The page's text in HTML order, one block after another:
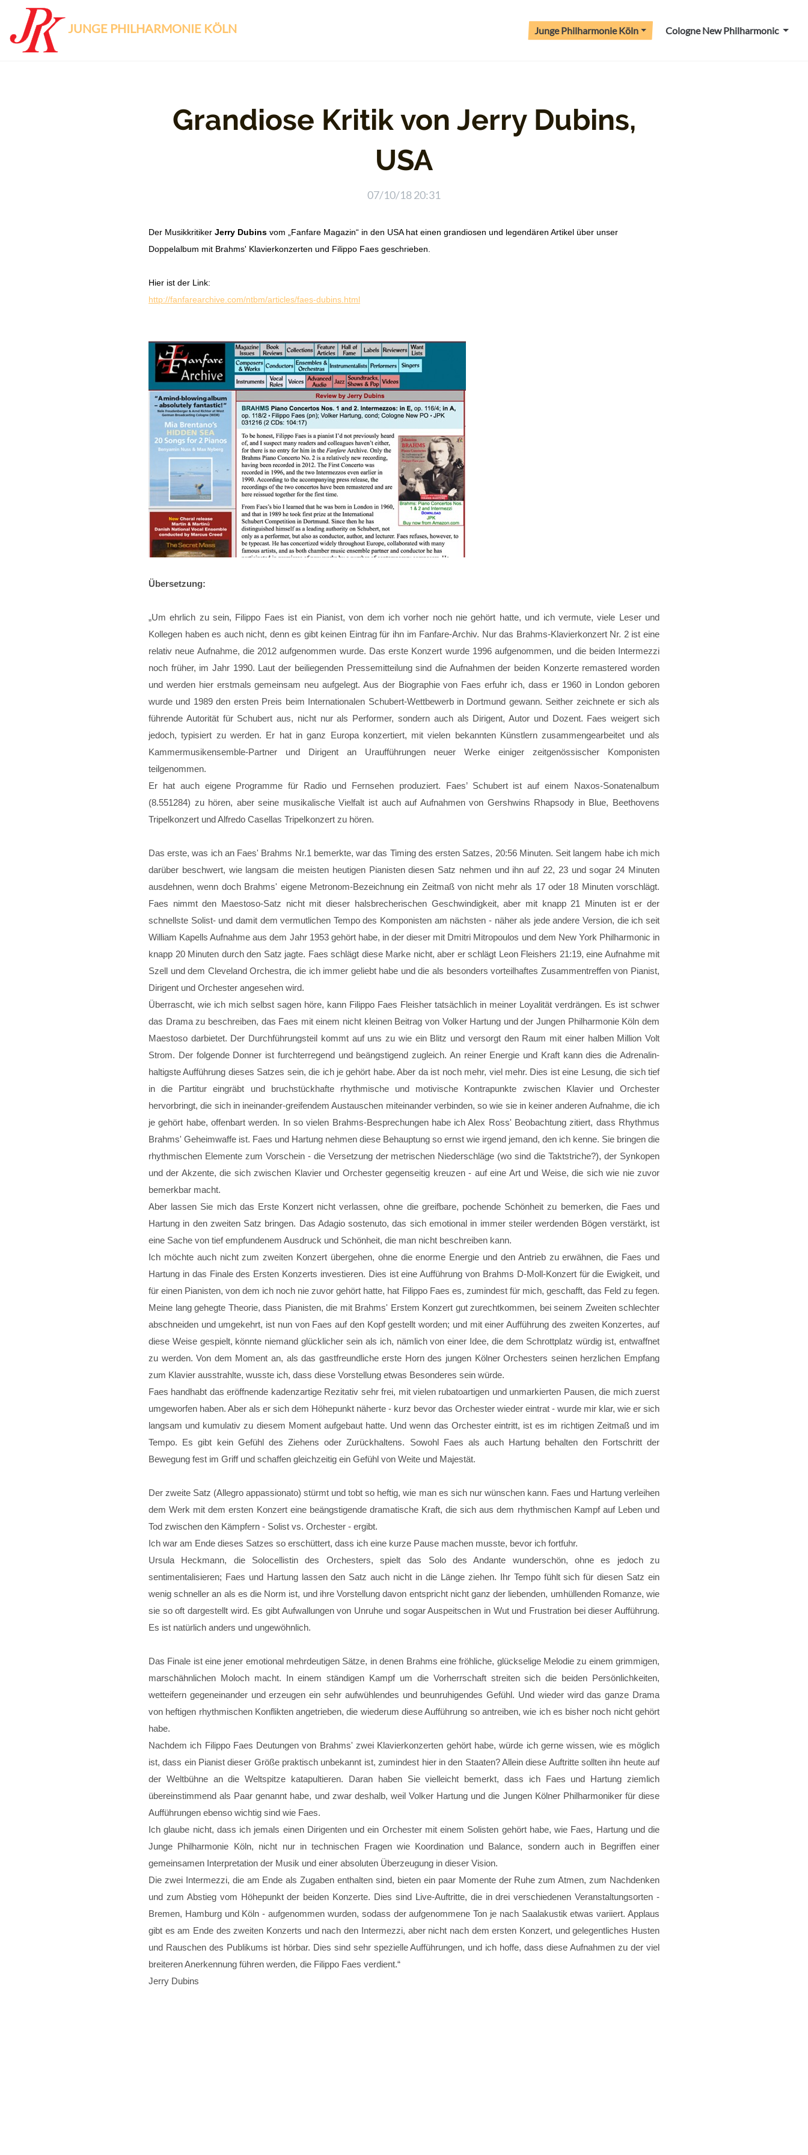
JUNGE PHILHARMONIE KÖLN Junge Philharmonie Köln Cologne New Philharmonic
Grandiose Kritik von Jerry Dubins,
USA
07/10/18 20:31
Der Musikkritiker Jerry Dubins vom „Fanfare Magazin“ in den USA hat einen grandiosen und legendären Artikel über unser
Doppelalbum mit Brahms' Klavierkonzerten und Filippo Faes geschrieben.
Hier ist der Link:
http://fanfarearchive.com/ntbm/articles/faes-dubins.html
Übersetzung:
„Um ehrlich zu sein, Filippo Faes ist ein Pianist, von dem ich vorher noch nie gehört hatte, und ich vermute, viele Leser und
Kollegen haben es auch nicht, denn es gibt keinen Eintrag für ihn im Fanfare-Archiv. Nur das Brahms-Klavierkonzert Nr. 2 ist eine
relativ neue Aufnahme, die 2012 aufgenommen wurde. Das erste Konzert wurde 1996 aufgenommen, und die beiden Intermezzi
noch früher, im Jahr 1990. Laut der beiliegenden Pressemitteilung sind die Aufnahmen der beiden Konzerte remastered worden
und werden hier erstmals gemeinsam neu aufgelegt. Aus der Biographie von Faes erfuhr ich, dass er 1960 in London geboren
wurde und 1989 den ersten Preis beim Internationalen Schubert-Wettbewerb in Dortmund gewann. Seither zeichnete er sich als
führende Autorität für Schubert aus, nicht nur als Performer, sondern auch als Dirigent, Autor und Dozent. Faes weigert sich
jedoch, typisiert zu werden. Er hat in ganz Europa konzertiert, mit vielen bekannten Künstlern zusammengearbeitet und als
Kammermusikensemble-Partner und Dirigent an Uraufführungen neuer Werke einiger zeitgenössischer Komponisten
teilgenommen.
Er hat auch eigene Programme für Radio und Fernsehen produziert. Faes’ Schubert ist auf einem Naxos-Sonatenalbum
(8.551284) zu hören, aber seine musikalische Vielfalt ist auch auf Aufnahmen von Gershwins Rhapsody in Blue, Beethovens
Tripelkonzert und Alfredo Casellas Tripelkonzert zu hören.
Das erste, was ich an Faes' Brahms Nr.1 bemerkte, war das Timing des ersten Satzes, 20:56 Minuten. Seit langem habe ich mich
darüber beschwert, wie langsam die meisten heutigen Pianisten diesen Satz nehmen und ihn auf 22, 23 und sogar 24 Minuten
ausdehnen, wenn doch Brahms' eigene Metronom-Bezeichnung ein Zeitmaß von nicht mehr als 17 oder 18 Minuten vorschlägt.
Faes nimmt den Maestoso-Satz nicht mit dieser halsbrecherischen Geschwindigkeit, aber mit knapp 21 Minuten ist er der
schnellste Solist- und damit dem vermutlichen Tempo des Komponisten am nächsten - näher als jede andere Version, die ich seit
William Kapells Aufnahme aus dem Jahr 1953 gehört habe, in der dieser mit Dmitri Mitropoulos und dem New York Philharmonic in
knapp 20 Minuten durch den Satz jagte. Faes schlägt diese Marke nicht, aber er schlägt Leon Fleishers 21:19, eine Aufnahme mit
Szell und dem Cleveland Orchestra, die ich immer geliebt habe und die als besonders vorteilhaftes Zusammentreffen von Pianist,
Dirigent und Orchester angesehen wird.
Überrascht, wie ich mich selbst sagen höre, kann Filippo Faes Fleisher tatsächlich in meiner Loyalität verdrängen. Es ist schwer
das Drama zu beschreiben, das Faes mit einem nicht kleinen Beitrag von Volker Hartung und der Jungen Philharmonie Köln dem
Maestoso darbietet. Der Durchführungsteil kommt auf uns zu wie ein Blitz und versorgt den Raum mit einer halben Million Volt
Strom. Der folgende Donner ist furchterregend und beängstigend zugleich. An reiner Energie und Kraft kann dies die Adrenalin-
haltigste Aufführung dieses Satzes sein, die ich je gehört habe. Aber da ist noch mehr, viel mehr. Dies ist eine Lesung, die sich tief
in die Partitur eingräbt und bruchstückhafte rhythmische und motivische Kontrapunkte zwischen Klavier und Orchester
hervorbringt, die sich in ineinander-greifendem Austauschen miteinander verbinden, so wie sie in keiner anderen Aufnahme, die ich
je gehört habe, offenbart werden. In so vielen Brahms-Besprechungen habe ich Alex Ross' Beobachtung zitiert, dass Rhythmus
Brahms' Geheimwaffe ist. Faes und Hartung nehmen diese Behauptung so ernst wie irgend jemand, den ich kenne. Sie bringen die
rhythmischen Elemente zum Vorschein - die Versetzung der metrischen Niederschläge (wo sind die Taktstriche?), der Synkopen
und der Akzente, die sich zwischen Klavier und Orchester gegenseitig kreuzen - auf eine Art und Weise, die sich wie nie zuvor
bemerkbar macht.
Aber lassen Sie mich das Erste Konzert nicht verlassen, ohne die greifbare, pochende Schönheit zu bemerken, die Faes und
Hartung in den zweiten Satz bringen. Das Adagio sostenuto, das sich emotional in immer steiler werdenden Bögen verstärkt, ist
eine Sache von tief empfundenem Ausdruck und Schönheit, die man nicht beschreiben kann.
Ich möchte auch nicht zum zweiten Konzert übergehen, ohne die enorme Energie und den Antrieb zu erwähnen, die Faes und
Hartung in das Finale des Ersten Konzerts investieren. Dies ist eine Aufführung von Brahms D-Moll-Konzert für die Ewigkeit, und
für einen Pianisten, von dem ich noch nie zuvor gehört hatte, hat Filippo Faes es, zumindest für mich, geschafft, das Feld zu fegen.
Meine lang gehegte Theorie, dass Pianisten, die mit Brahms' Erstem Konzert gut zurechtkommen, bei seinem Zweiten schlechter
abschneiden und umgekehrt, ist nun von Faes auf den Kopf gestellt worden; und mit einer Aufführung des zweiten Konzertes, auf
diese Weise gespielt, könnte niemand glücklicher sein als ich, nämlich von einer Idee, die dem Schrottplatz würdig ist, entwaffnet
zu werden. Von dem Moment an, als das gastfreundliche erste Horn des jungen Kölner Orchesters seinen herzlichen Empfang
zum Klavier ausstrahlte, wusste ich, dass diese Vorstellung etwas Besonderes sein würde.
Faes handhabt das eröffnende kadenzartige Rezitativ sehr frei, mit vielen rubatoartigen und unmarkierten Pausen, die mich zuerst
umgeworfen haben. Aber als er sich dem Höhepunkt näherte - kurz bevor das Orchester wieder eintrat - wurde mir klar, wie er sich
langsam und kumulativ zu diesem Moment aufgebaut hatte. Und wenn das Orchester eintritt, ist es im richtigen Zeitmaß und im
Tempo. Es gibt kein Gefühl des Ziehens oder Zurückhaltens. Sowohl Faes als auch Hartung behalten den Fortschritt der
Bewegung fest im Griff und schaffen gleichzeitig ein Gefühl von Weite und Majestät.
Der zweite Satz (Allegro appassionato) stürmt und tobt so heftig, wie man es sich nur wünschen kann. Faes und Hartung verleihen
dem Werk mit dem ersten Konzert eine beängstigende dramatische Kraft, die sich aus dem rhythmischen Kampf auf Leben und
Tod zwischen den Kämpfern - Solist vs. Orchester - ergibt.
Ich war am Ende dieses Satzes so erschüttert, dass ich eine kurze Pause machen musste, bevor ich fortfuhr.
Ursula Heckmann, die Solocellistin des Orchesters, spielt das Solo des Andante wunderschön, ohne es jedoch zu
sentimentalisieren; Faes und Hartung lassen den Satz auch nicht in die Länge ziehen. Ihr Tempo fühlt sich für diesen Satz ein
wenig schneller an als es die Norm ist, und ihre Vorstellung davon entspricht nicht ganz der liebenden, umhüllenden Romanze, wie
sie so oft dargestellt wird. Es gibt Aufwallungen von Unruhe und sogar Auspeitschen in Wut und Frustration bei dieser Aufführung.
Es ist natürlich anders und ungewöhnlich.
Das Finale ist eine jener emotional mehrdeutigen Sätze, in denen Brahms eine fröhliche, glückselige Melodie zu einem grimmigen,
marschähnlichen Moloch macht. In einem ständigen Kampf um die Vorherrschaft streiten sich die beiden Persönlichkeiten,
wetteifern gegeneinander und erzeugen ein sehr aufwühlendes und beunruhigendes Gefühl. Und wieder wird das ganze Drama
von heftigen rhythmischen Konflikten angetrieben, die wiederum diese Aufführung so antreiben, wie ich es bisher noch nicht gehört
habe.
Nachdem ich Filippo Faes Deutungen von Brahms' zwei Klavierkonzerten gehört habe, würde ich gerne wissen, wie es möglich
ist, dass ein Pianist dieser Größe praktisch unbekannt ist, zumindest hier in den Staaten? Allein diese Auftritte sollten ihn heute auf
der Weltbühne an die Weltspitze katapultieren. Daran haben Sie vielleicht bemerkt, dass ich Faes und Hartung ziemlich
übereinstimmend als Paar genannt habe, und zwar deshalb, weil Volker Hartung und die Jungen Kölner Philharmoniker für diese
Aufführungen ebenso wichtig sind wie Faes.
Ich glaube nicht, dass ich jemals einen Dirigenten und ein Orchester mit einem Solisten gehört habe, wie Faes, Hartung und die
Junge Philharmonie Köln, nicht nur in technischen Fragen wie Koordination und Balance, sondern auch in Begriffen einer
gemeinsamen Interpretation der Musik und einer absoluten Überzeugung in dieser Vision.
Die zwei Intermezzi, die am Ende als Zugaben enthalten sind, bieten ein paar Momente der Ruhe zum Atmen, zum Nachdenken
und zum Abstieg vom Höhepunkt der beiden Konzerte. Dies sind Live-Auftritte, die in drei verschiedenen Veranstaltungsorten -
Bremen, Hamburg und Köln - aufgenommen wurden, sodass der aufgenommene Ton je nach Saalakustik etwas variiert. Applaus
gibt es am Ende des zweiten Konzerts und nach den Intermezzi, aber nicht nach dem ersten Konzert, und gelegentliches Husten
und Rauschen des Publikums ist hörbar. Dies sind sehr spezielle Aufführungen, und ich hoffe, dass diese Aufnahmen zu der viel
breiteren Anerkennung führen werden, die Filippo Faes verdient.“
Jerry Dubins